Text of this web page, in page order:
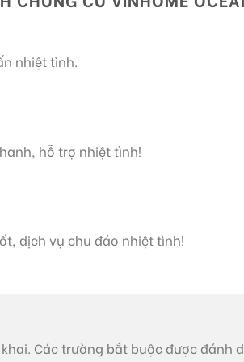
nhiệt tình.
hỗ trợ nhiệt tình!
dịch vụ chu đáo nhiệt tình!
Các trường bắt buộc được đánh